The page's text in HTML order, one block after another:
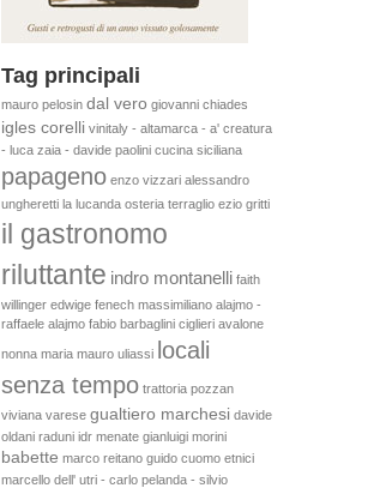
Tag principali
mauro pelosin dal vero giovanni chiades
igles corelli vinitaly - altamarca - a' creatura
- luca zaia - davide paolini cucina siciliana
papageno enzo vizzari alessandro
ungheretti la lucanda osteria terraglio ezio gritti
il gastronomo
riluttante indro montanelli faith
willinger edwige fenech massimiliano alajmo -
raffaele alajmo fabio barbaglini ciglieri avalone
nonna maria mauro uliassi
locali
senza tempo trattoria pozzan
viviana varese gualtiero marchesi davide
oldani raduni idr menate gianluigi morini
babette marco reitano guido cuomo etnici
marcello dell' utri - carlo pelanda - silvio